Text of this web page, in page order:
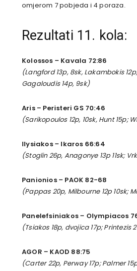
omjerom 7 pobjeda i 4 poraza.
Rezultati 11. kola:
Kolossos – Kavala 72:86
(Langford 13p, 8sk, Lakambokis
Gagaloudis 14p, 9sk)
Aris – Peristeri GS 70:46
(Sarikopoulos 12p, 10sk, Hunt 15p;
Ilysiakos – Ikaros 66:64
(Stoglin 26p, Anagonye 13p 11sk;
Panionios – PAOK 82-68
(Pappas 20p, Milbourne 12p 10sk;
Panelefsiniakos – Olympiacos
(Tsiakos 18p, dvojica 17p; Printezis
AGOR – KAOD 88:75
(Carter 22p, Perway 17p; Palmer